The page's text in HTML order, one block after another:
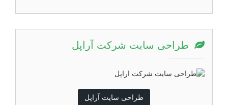
طراحی سایت شرکت آراپل
طراحی سایت آراپل